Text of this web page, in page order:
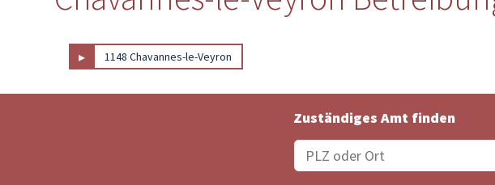
▸ 1148 Chavannes-le-Veyron
Zuständiges Amt finden